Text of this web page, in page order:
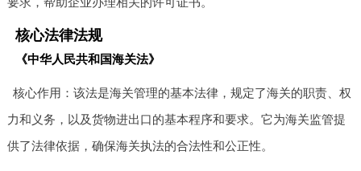
核心法律法规
《中华人民共和国海关法》
核心作用：该法是海关管理的基本法律，规定了海关的职责、权
力和义务，以及货物进出口的基本程序和要求。它为海关监管提
供了法律依据，确保海关执法的合法性和公正性。